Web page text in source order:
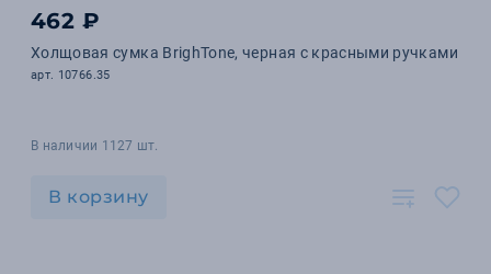
462 ₽
Холщовая сумка BrighTone, черная с красными ручками
арт. 10766.35
В наличии 1127 шт.
В корзину